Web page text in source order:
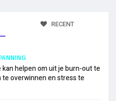
RECENT
kan helpen om uit je burn-out te
te overwinnen en stress te